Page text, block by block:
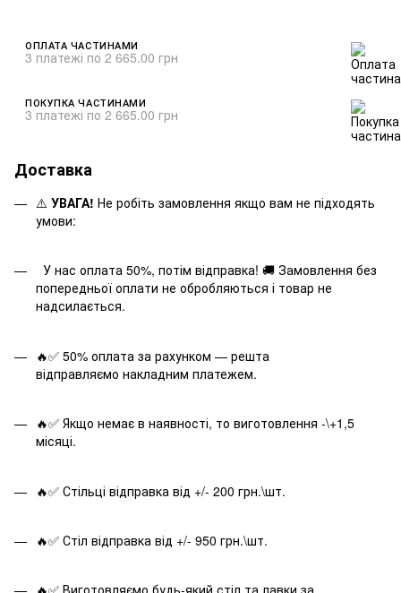
ОПЛАТА ЧАСТИНАМИ
3 платежі по 2 665.00 грн
ПОКУПКА ЧАСТИНАМИ
3 платежі по 2 665.00 грн
Доставка
⚠️ УВАГА! Не робіть замовлення якщо вам не підходять
умови:
У нас оплата 50%, потім відправка! 🚚 Замовлення без
попередньої оплати не обробляються і товар не
надсилається.
🔥✅ 50% оплата за рахунком — решта
відправляємо накладним платежем.
🔥✅ Якщо немає в наявності, то виготовлення -\+1,5
місяці.
🔥✅ Стільці відправка від +/- 200 грн.\шт.
🔥✅ Стіл відправка від +/- 950 грн.\шт.